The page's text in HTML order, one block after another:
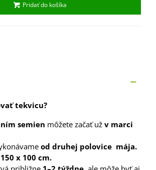
Pridať do košíka
tekvicu?
semien môžete začať už v marci
od druhej polovice mája.
150 x 100 cm.